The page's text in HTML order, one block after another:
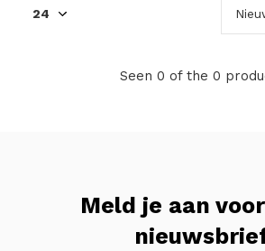
Seen 0 of the 0
Meld je aan